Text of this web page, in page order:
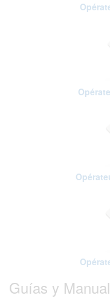
Guías y